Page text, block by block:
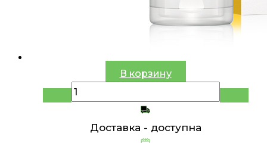
В корзину
Доставка - доступна